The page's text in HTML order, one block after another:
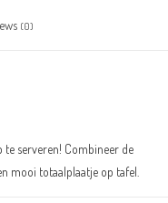
(0)
te serveren! Combineer de
mooi totaalplaatje op tafel.